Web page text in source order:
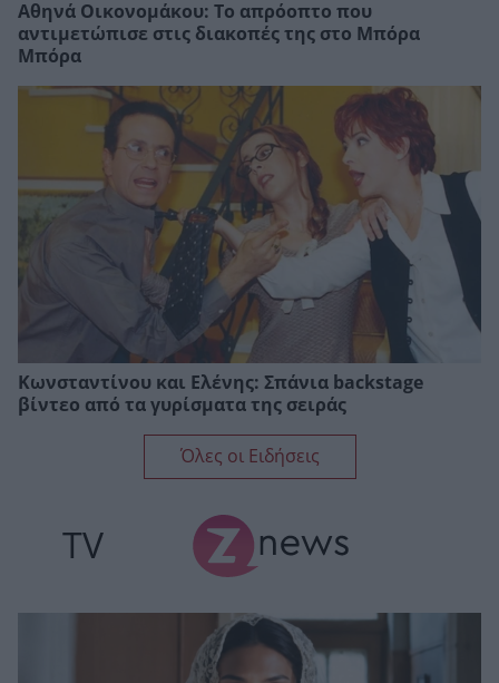
Αθηνά Οικονομάκου: Το απρόοπτο που
αντιμετώπισε στις διακοπές της στο Μπόρα
Μπόρα
Κωνσταντίνου και Ελένης: Σπάνια backstage
βίντεο από τα γυρίσματα της σειράς
Όλες οι Ειδήσεις
TV